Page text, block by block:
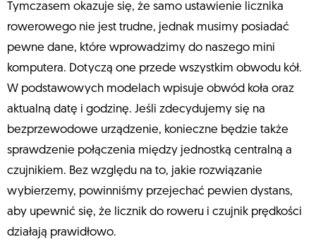
Tymczasem okazuje się, że samo ustawienie licznika
rowerowego nie jest trudne, jednak musimy posiadać
pewne dane, które wprowadzimy do naszego mini
komputera. Dotyczą one przede wszystkim obwodu kół.
W podstawowych modelach wpisuje obwód koła oraz
aktualną datę i godzinę. Jeśli zdecydujemy się na
bezprzewodowe urządzenie, konieczne będzie także
sprawdzenie połączenia między jednostką centralną a
czujnikiem. Bez względu na to, jakie rozwiązanie
wybierzemy, powinniśmy przejechać pewien dystans,
aby upewnić się, że licznik do roweru i czujnik prędkości
działają prawidłowo.